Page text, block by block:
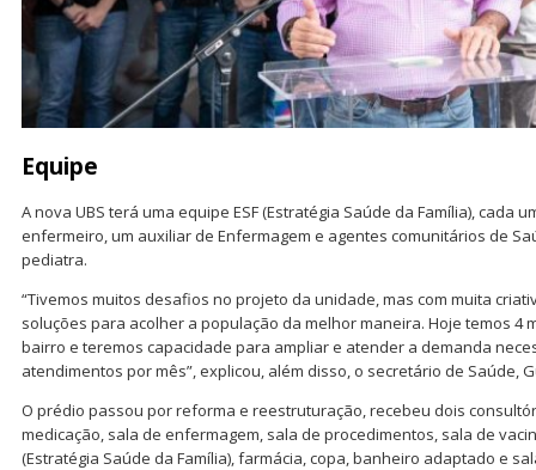
Equipe
A nova UBS terá uma equipe ESF (Estratégia Saúde da Família), cada
enfermeiro, um auxiliar de Enfermagem e agentes comunitários de
pediatra.
“Tivemos muitos desafios no projeto da unidade, mas com muita
soluções para acolher a população da melhor maneira. Hoje temos 4
bairro e teremos capacidade para ampliar e atender a demanda
atendimentos por mês”, explicou, além disso, o secretário de Saúde,
O prédio passou por reforma e reestruturação, recebeu dois
medicação, sala de enfermagem, sala de procedimentos, sala de
(Estratégia Saúde da Família), farmácia, copa, banheiro adaptado e